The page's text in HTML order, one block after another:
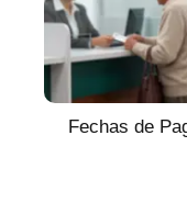
Fechas de